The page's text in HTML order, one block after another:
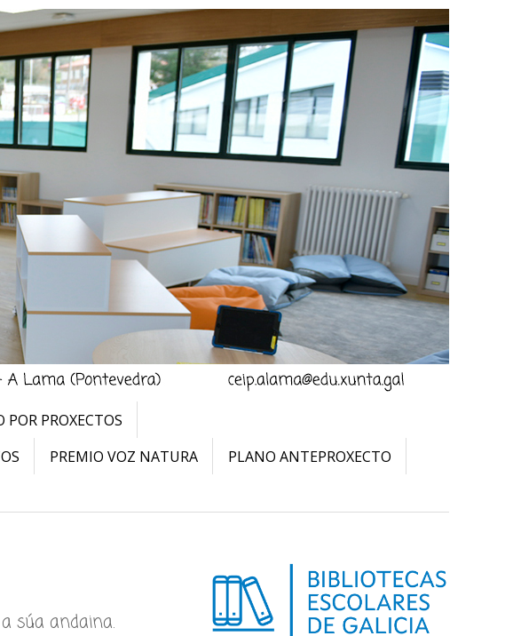
POR PROXECTOS
PREMIO VOZ NATURA
PLANO ANTEPROXECTO
a súa andaina.